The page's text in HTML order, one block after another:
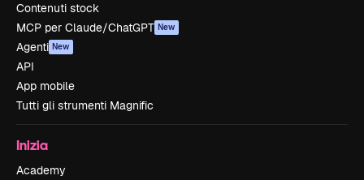
Contenuti stock
MCP per Claude/ChatGPT New
Agenti New
API
App mobile
Tutti gli strumenti Magnific
Inizia
Academy